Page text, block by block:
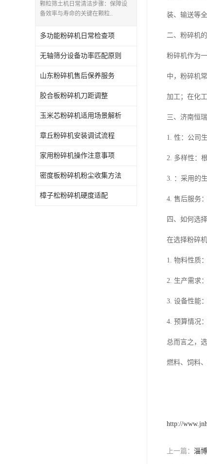
颗粒筛土机日常清洁步骤：保障设
备效率与寿命的关键在颗粒..
多功能粉碎机日常检查项
无轴筛分设备功率匹配原则
山东粉碎机售后保养服务
胶合板粉碎机刀距调整
玉米芯粉碎机适用场景解析
章丘粉碎机安装调试流程
家用粉碎机操作注意事项
密度板粉碎机粉尘收集方法
樟子松粉碎机硬度适配
装、输送等
二、粉碎机
粉碎机作为
中，粉碎机
加工；在化
三、济南恒
1. 性：公司
2. 多样性：
3. ：采用的
4. 售后服务
四、如何选
在选择粉碎
1. 物料性质
2. 生产需求
3. 设备性能
4. 预算情况
总而言之，
燃料、饲料
http://
上一篇： 淄